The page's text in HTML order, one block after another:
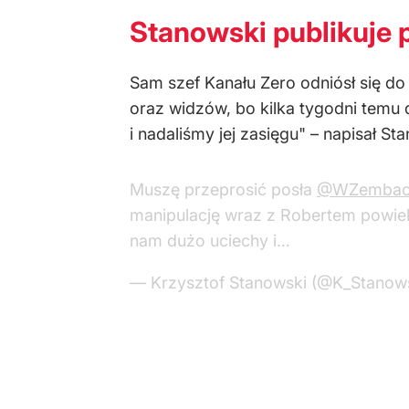
Stanowski publikuje
Sam szef Kanału Zero odniósł się
oraz widzów, bo kilka tygodni temu
i nadaliśmy jej zasięgu" – napisał
Muszę przeprosić posła
manipulację wraz z Robertem
nam dużo uciechy i…
— Krzysztof Stanowski